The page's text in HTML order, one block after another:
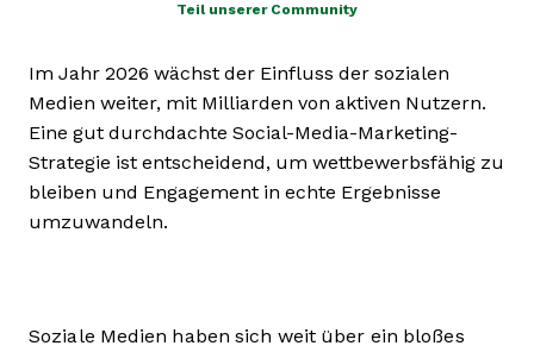
Teil unserer Community
Im Jahr 2026 wächst der Einfluss der sozialen
Medien weiter, mit Milliarden von aktiven Nutzern.
Eine gut durchdachte Social-Media-Marketing-
Strategie ist entscheidend, um wettbewerbsfähig zu
bleiben und Engagement in echte Ergebnisse
umzuwandeln.
Soziale Medien haben sich weit über ein bloßes